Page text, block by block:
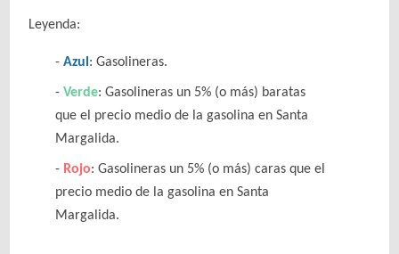
Leyenda:
Azul : Gasolineras.
Verde: Gasolineras un 5% (o más) baratas
que el precio medio de la gasolina en Santa
Margalida.
Rojo: Gasolineras un 5% (o más) caras que el
precio medio de la gasolina en Santa
Margalida.